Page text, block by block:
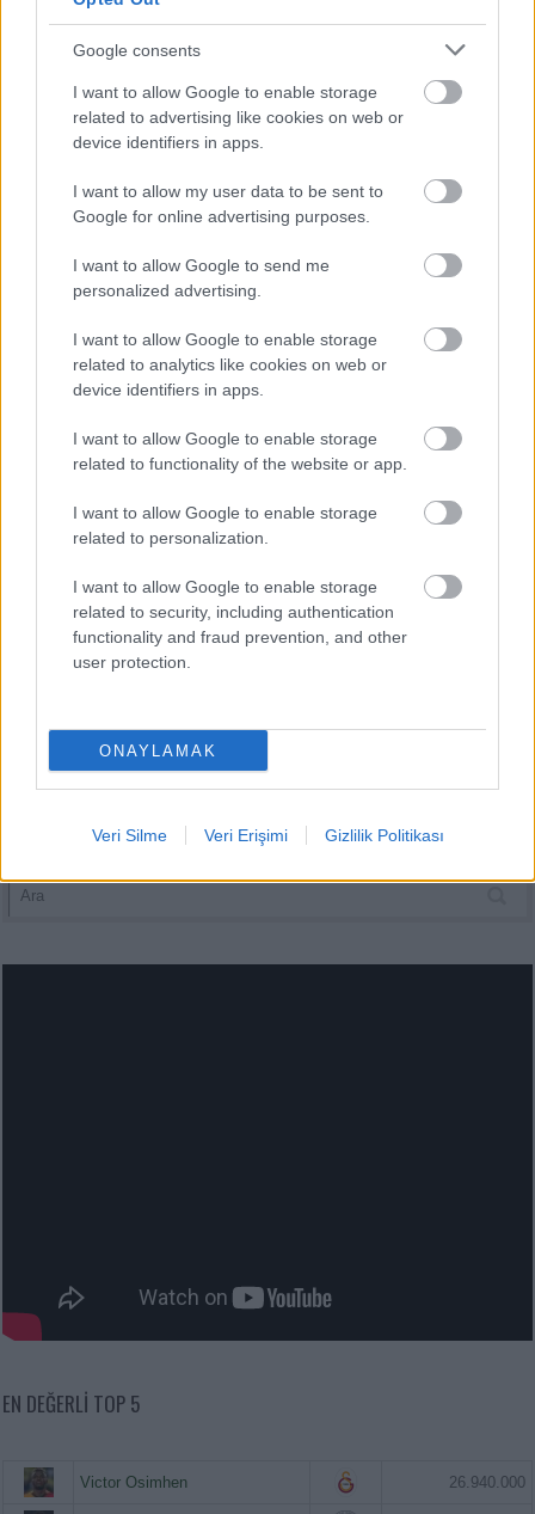
Google consents
I want to allow Google to enable storage
related to advertising like cookies on web or
device identifiers in apps.
I want to allow my user data to be sent to
Google for online advertising purposes.
I want to allow Google to send me
personalized advertising.
I want to allow Google to enable storage
related to analytics like cookies on web or
device identifiers in apps.
I want to allow Google to enable storage
related to functionality of the website or app.
I want to allow Google to enable storage
related to personalization.
I want to allow Google to enable storage
related to security, including authentication
functionality and fraud prevention, and other
user protection.
ONAYLAMAK
Veri Silme Veri Erişimi Gizlilik Politikası
gafil avlayabilir. Bu avcılığı da Adam Buksa’nın yapmasını
Sebastian Szymanski / vs
Hiçbir puan kaybının şakası yok artık. Fenerbahçe ne
pahasına olursa olsun Sivasspor deplasmanından mutlak 3
inandığım gibi son haftalarda Szymanski’nin sene başı
performansına göz kırpacağına inanıyorum. Galatasaray’da
düşünüyorsam Fenerbahçe’de de o ismin Szymanski
olacağını düşünüyorum. Sivasspor deplasmanında ceza
öngörüyorum. Çünkü ceza sahası içinde çok kalabalık
savunma yapmayı tercih ediyorlar. Rakipler için uzaktan
şutlara elverişli bir durum yaratacağını düşünüyorum. Bu
yüzden tercihim Szymanski’den yana.
EN DEĞERLI TOP 5
Victor Osimhen 26.940.000